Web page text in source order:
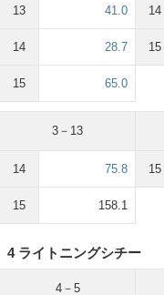
13 41.0
14 28.7
15 65.0
14
15
3－13
14 75.8
15 158.1
15
4 ライトニングシチー
4－5